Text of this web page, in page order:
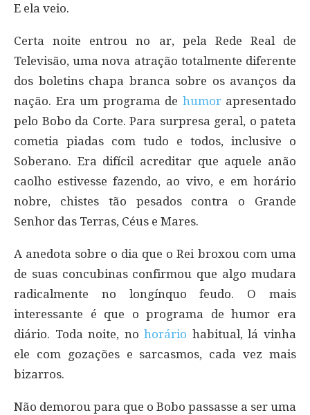
E ela veio.
Certa noite entrou no ar, pela Rede Real de
Televisão, uma nova atração totalmente diferente
dos boletins chapa branca sobre os avanços da
nação. Era um programa de humorapresentado
pelo Bobo da Corte. Para surpresa geral, o pateta
cometia piadas com tudo e todos, inclusive o
Soberano. Era difícil acreditar que aquele anão
caolho estivesse fazendo, ao vivo, e em horário
nobre, chistes tão pesados contra o Grande
Senhor das Terras, Céus e Mares.
A anedota sobre o dia que o Rei broxou com uma
de suas concubinas confirmou que algo mudara
radicalmente no longínquo feudo. O mais
interessante é que o programa de humor era
diário. Toda noite, nohorário habitual, lá vinha
ele com gozações e sarcasmos, cada vez mais
bizarros.
Não demorou para que o Bobo passasse a ser uma